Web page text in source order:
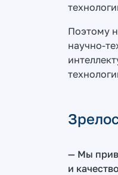
Поэтому
научно-
— Мы
и